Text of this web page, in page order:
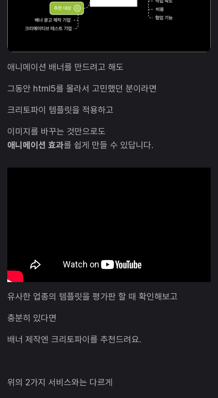
애니메이션 배너를 만드려고 해도
그동안 html5를 몰라서 고민했던 분이라면
크리토파이 템플릿을 적용하고
이미지를 바꾸는 것만으로도
애니메이션 효과를 쉽게 만들 수 있답니다.
유사한 업종의 템플릿을 평가판 할 때 확인해보고
충분히 있다면
배너 제작엔 크리토파이를 추천드려요.
위의 2가지 서비스와는 다르게